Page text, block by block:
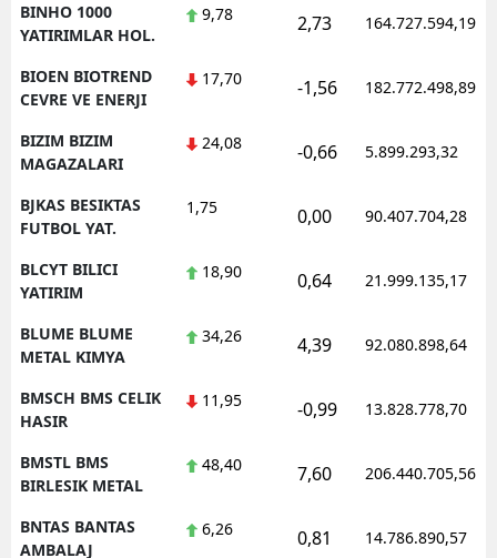
BINHO 1000
YATIRIMLAR HOL.
9,78 2,73 164.727.594,19
BIOEN BIOTREND
CEVRE VE ENERJI
17,70 -1,56 182.772.498,89
BIZIM BIZIM
MAGAZALARI
24,08 -0,66 5.899.293,32
BJKAS BESIKTAS
FUTBOL YAT.
1,75 0,00 90.407.704,28
BLCYT BILICI
YATIRIM
18,90 0,64 21.999.135,17
BLUME BLUME
METAL KIMYA
34,26 4,39 92.080.898,64
BMSCH BMS CELIK
HASIR
11,95 -0,99 13.828.778,70
BMSTL BMS
BIRLESIK METAL
48,40 7,60 206.440.705,56
BNTAS BANTAS
AMBALAJ
6,26 0,81 14.786.890,57